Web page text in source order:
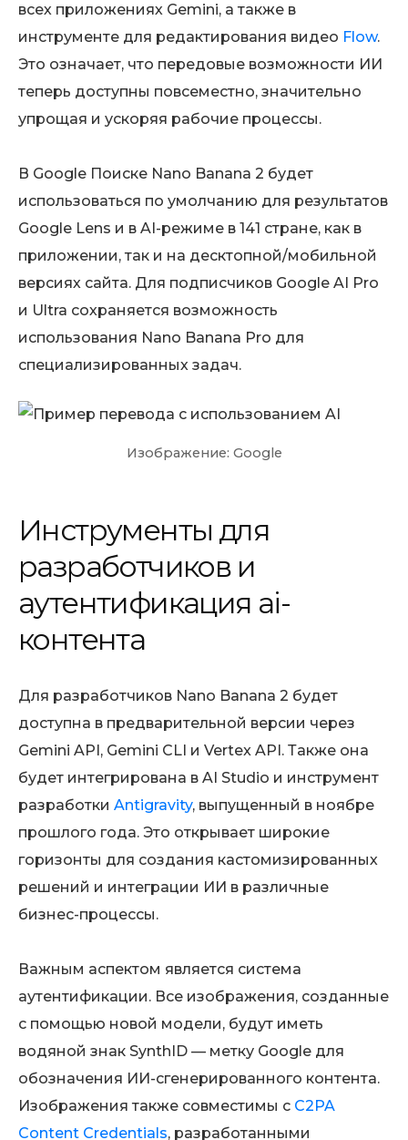
всех приложениях Gemini, а также в
инструменте для редактирования видео Flow.
Это означает, что передовые возможности ИИ
теперь доступны повсеместно, значительно
упрощая и ускоряя рабочие процессы.
В Google Поиске Nano Banana 2 будет
использоваться по умолчанию для результатов
Google Lens и в AI-режиме в 141 стране, как в
приложении, так и на десктопной/мобильной
версиях сайта. Для подписчиков Google AI Pro
и Ultra сохраняется возможность
использования Nano Banana Pro для
специализированных задач.
Изображение: Google
Инструменты для
разработчиков и
аутентификация ai-
контента
Для разработчиков Nano Banana 2 будет
доступна в предварительной версии через
Gemini API, Gemini CLI и Vertex API. Также она
будет интегрирована в AI Studio и инструмент
разработки Antigravity, выпущенный в ноябре
прошлого года. Это открывает широкие
горизонты для создания кастомизированных
решений и интеграции ИИ в различные
бизнес-процессы.
Важным аспектом является система
аутентификации. Все изображения, созданные
с помощью новой модели, будут иметь
водяной знак SynthID — метку Google для
обозначения ИИ-сгенерированного контента.
Изображения также совместимы с C2PA
Content Credentials, разработанными